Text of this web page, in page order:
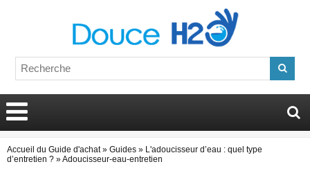
Accueil du Guide d'achat» Guides » L'adoucisseur d’eau : quel type
d’entretien ? »Adoucisseur-eau-entretien